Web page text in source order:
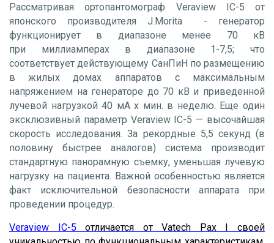
Рассматривая ортопантомограф Veraview IC-5 от
японского производителя J.Morita - генератор
функционирует в диапазоне менее 70 кВ
при миллиамперах в диапазоне 1-7,5; что
соответствует действующему СанПиН по размещению
в жилых домах аппаратов с максимальным
напряжением на генераторе до 70 кВ и приведенной
лучевой нагрузкой 40 мА x мин. в неделю. Еще один
эксклюзивный параметр Veraview IC-5 — высочайшая
скорость исследования. За рекордные 5,5 секунд (в
половину быстрее аналогов) система производит
стандартную панорамную съемку, уменьшая лучевую
нагрузку на пациента. Важной особенностью является
факт исключительной безопасности аппарата при
проведении процедур.
Veraview IC-5отличается от Vatech Pax I своей